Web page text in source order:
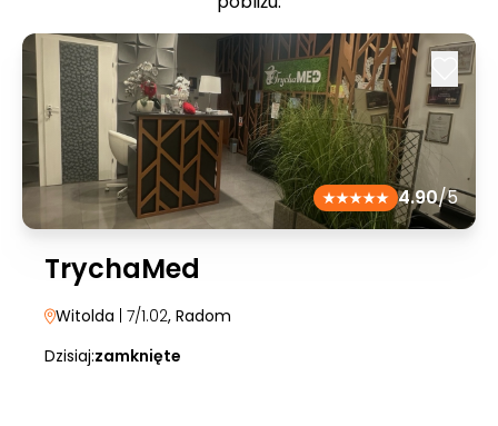
4.90/5
TrychaMed
Witolda | 7/1.02, Radom
Dzisiaj:zamknięte